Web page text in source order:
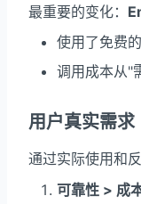
最重要的变化：
使用了免费
调用成本从"
用户真实需求
通过实际使用和
可靠性 > 成